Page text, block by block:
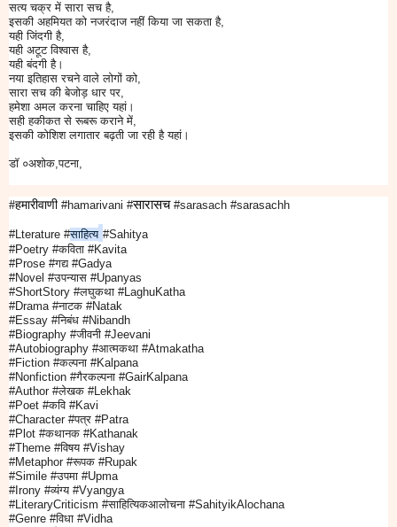
सत्य चक्र में सारा सच है,
इसकी अहमियत को नजरंदाज नहीं किया जा सकता है,
यही जिंदगी है,
यही अटूट विश्वास है,
यही बंदगी है।
नया इतिहास रचने वाले लोगों को,
सारा सच की बेजोड़ धार पर,
हमेशा अमल करना चाहिए यहां।
सही हकीकत से रूबरू कराने में,
इसकी कोशिश लगातार बढ़ती जा रही है यहां।
डॉ ०अशोक,पटना,
#हमारीवाणी #hamarivani #सारासच #sarasach #sarasachh
#Lterature #साहित्य #Sahitya
#Poetry #कविता #Kavita
#Prose #गद्य #Gadya
#Novel #उपन्यास #Upanyas
#ShortStory #लघुकथा #LaghuKatha
#Drama #नाटक #Natak
#Essay #निबंध #Nibandh
#Biography #जीवनी #Jeevani
#Autobiography #आत्मकथा #Atmakatha
#Fiction #कल्पना #Kalpana
#Nonfiction #गैरकल्पना #GairKalpana
#Author #लेखक #Lekhak
#Poet #कवि #Kavi
#Character #पत्र #Patra
#Plot #कथानक #Kathanak
#Theme #विषय #Vishay
#Metaphor #रूपक #Rupak
#Simile #उपमा #Upma
#Irony #व्यंग्य #Vyangya
#LiteraryCriticism #साहित्यिकआलोचना #SahityikAlochana
#Genre #विधा #Vidha